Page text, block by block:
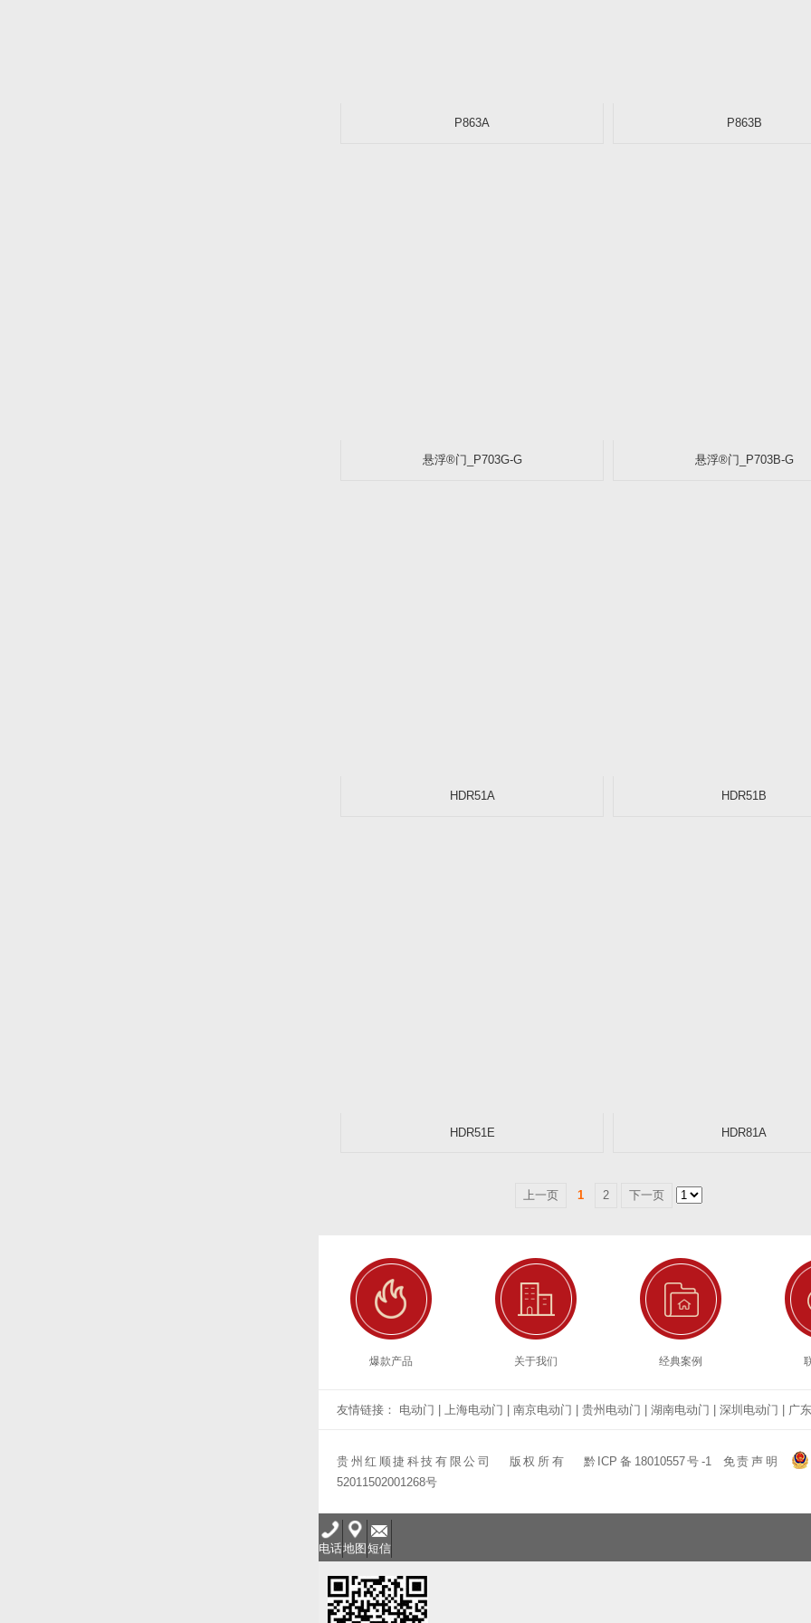
P863A P863B
悬浮®门_P703G-G 悬浮®门_P703B-G
HDR51A HDR51B
HDR51E HDR81A
上一页 1 2 下一页
爆款产品 关于我们 经典案例
友情链接： 电动门 上海电动门 南京电动门 贵州电动门 湖南电动门 深圳电动门 广
贵州红顺捷科技有限公司 版权所有 黔ICP备18010557号-1 免责声明
52011502001268号
电话地图 短信